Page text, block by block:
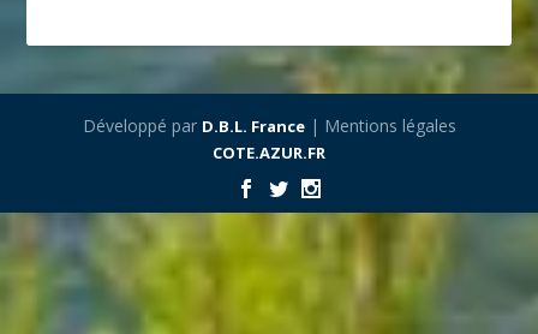
Développé par D.B.L. France| Mentions légales
COTE.AZUR.FR